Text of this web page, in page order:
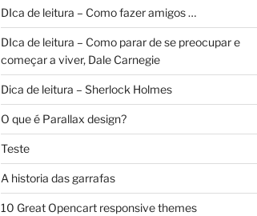
DIca de leitura – Como fazer amigos …
DIca de leitura – Como parar de se preocupar e
começar a viver, Dale Carnegie
Dica de leitura – Sherlock Holmes
O que é Parallax design?
Teste
A historia das garrafas
10 Great Opencart responsive themes